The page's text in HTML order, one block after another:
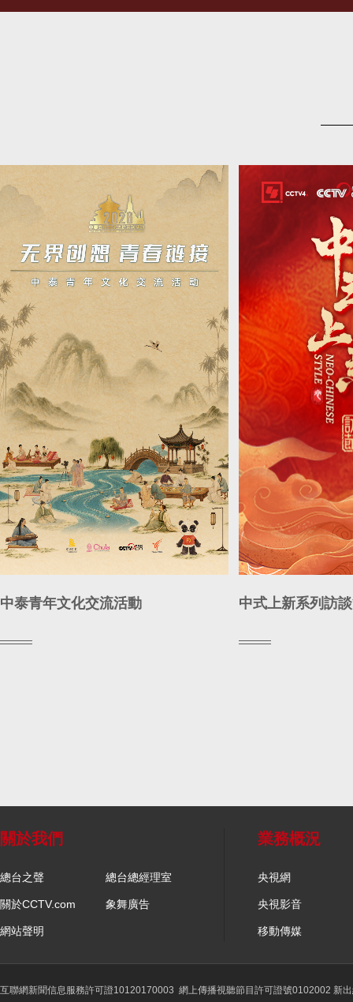
中泰青年文化交流活動 中式上新系列訪
關於我們
總台之聲 總台總經理室
關於CCTV.com 象舞廣告
網站聲明
業務概況
央視網
央視影音
移動傳媒
互聯網新聞信息服務許可證10120170003 網上傳播視聽節目許可證號0102002 新